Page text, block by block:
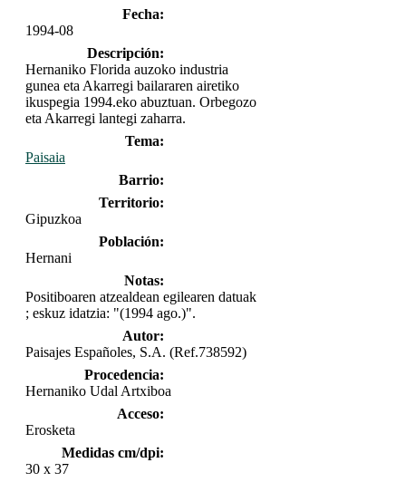
Fecha:
1994-08
Descripción:
Hernaniko Florida auzoko industria
gunea eta Akarregi bailararen airetiko
ikuspegia 1994.eko abuztuan. Orbegozo
eta Akarregi lantegi zaharra.
Tema:
Paisaia
Barrio:
Territorio:
Gipuzkoa
Población:
Hernani
Notas:
Positiboaren atzealdean egilearen datuak
; eskuz idatzia: "(1994 ago.)".
Autor:
Paisajes Españoles, S.A. (Ref.738592)
Procedencia:
Hernaniko Udal Artxiboa
Acceso:
Erosketa
Medidas cm/dpi:
30 x 37